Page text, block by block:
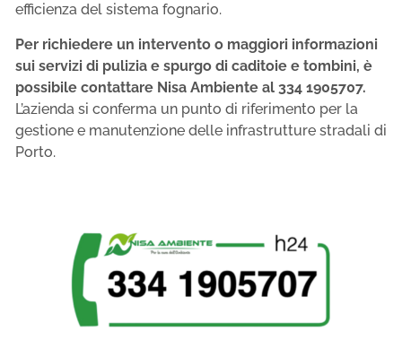
efficienza del sistema fognario.
Per richiedere un intervento o maggiori informazioni
sui servizi di pulizia e spurgo di caditoie e tombini, è
possibile contattare Nisa Ambiente al 334 1905707.
L’azienda si conferma un punto di riferimento per la
gestione e manutenzione delle infrastrutture stradali di
Porto.